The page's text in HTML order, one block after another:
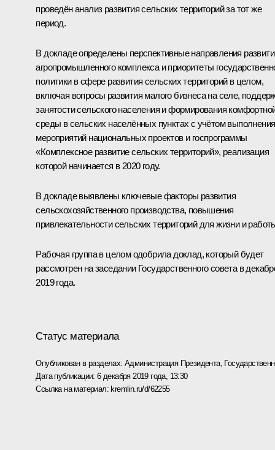
проведён анализ развития сельских территорий за тот же
период.
В докладе определены перспективные направления
агропромышленного комплекса и приоритеты
политики в сфере развития сельских территорий в целом,
включая вопросы развития малого бизнеса на селе,
занятости сельского населения и формирования
среды в сельских населённых пунктах с учётом выполнения
мероприятий национальных проектов и госпрограммы
«Комплексное развитие сельских территорий», реализация
которой начинается в 2020 году.
В докладе выявлены ключевые факторы развития
сельскохозяйственного производства, повышения
привлекательности сельских территорий для жизни и
Рабочая группа в целом одобрила доклад, который будет
рассмотрен на заседании Государственного совета в
2019 года.
Статус материала
Опубликован в разделах: Администрация Президента,
Дата публикации:6 декабря 2019 года, 13:30
Ссылка на материал:kremlin.ru/d/62255